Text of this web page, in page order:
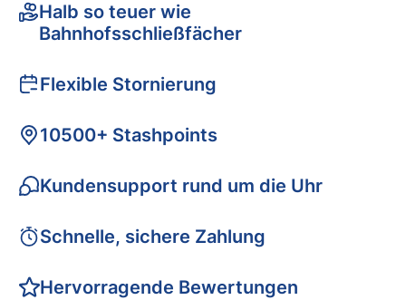
Halb so teuer wie
Bahnhofsschließfächer
Flexible Stornierung
10500+ Stashpoints
Kundensupport rund um die Uhr
Schnelle, sichere Zahlung
Hervorragende Bewertungen